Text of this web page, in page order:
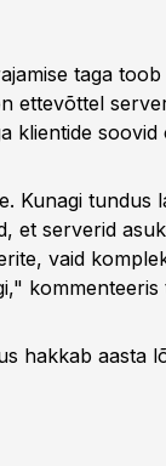
taga
ettevõttel
klientide
Kunagi tundus
et serverid
vaid
kommenteeris
hakkab aasta